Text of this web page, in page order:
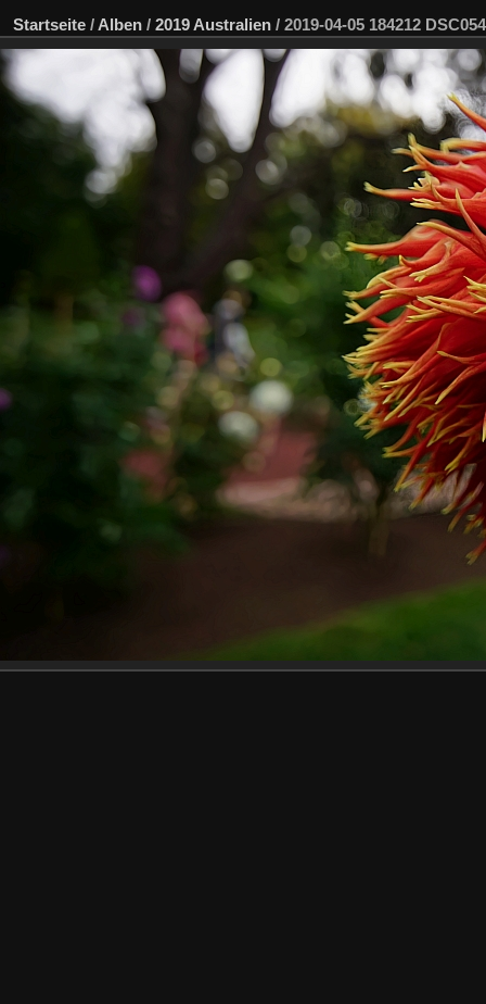
Startseite / Alben / 2019 Australien / 2019-04-05 184212